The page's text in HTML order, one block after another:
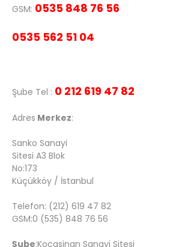
GSM: 0535 848 76 56
0535 562 51 04
Şube Tel : 0 212 619 47 82
Adres Merkez:
Sanko Sanayi
Sitesi A3 Blok
No:173
Küçükköy / İstanbul
Telefon: (212) 619 47 82
GSM:0 (535) 848 76 56
Şube:Kocasinan Sanayi Sitesi